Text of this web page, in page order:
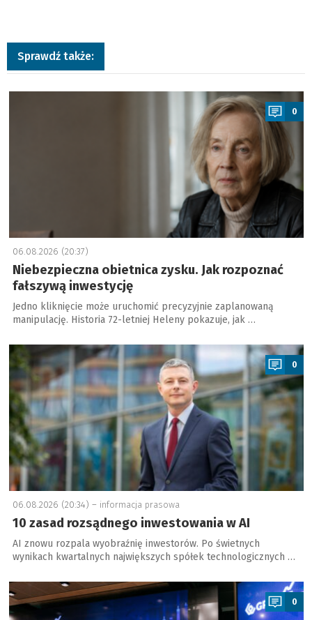
Sprawdź także:
a
0
06.08.2026 (20:37)
Niebezpieczna obietnica zysku. Jak rozpoznać
fałszywą inwestycję
Jedno kliknięcie może uruchomić precyzyjnie zaplanowaną
manipulację. Historia 72-letniej Heleny pokazuje, jak …
a
0
06.08.2026 (20:34) – informacja prasowa
10 zasad rozsądnego inwestowania w AI
AI znowu rozpala wyobraźnię inwestorów. Po świetnych
wynikach kwartalnych największych spółek technologicznych …
a
0